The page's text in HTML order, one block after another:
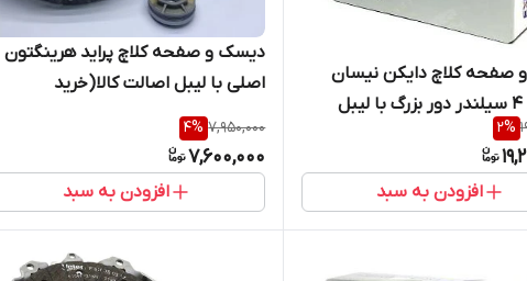
صفحه کلاچ دایکن نیسان
پاترولی 4 سیلندر دور بزرگ با لیبل
(خرید مستقیم از2%
افزودن به سبد
دیسک و صفحه کلاچ پراید هرینگتون
اصلی با لیبل اصالت کالا(خرید
مستقیم از واردکننده)
7,950,000
4%
7,600,000
افزودن به سبد